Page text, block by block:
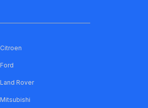
Citroen
Ford
Land Rover
Mitsubishi